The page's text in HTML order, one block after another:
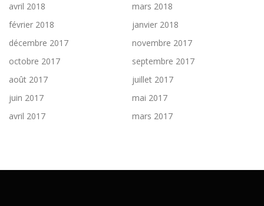
avril 2018
mars 2018
février 2018
janvier 2018
décembre 2017
novembre 2017
octobre 2017
septembre 2017
août 2017
juillet 2017
juin 2017
mai 2017
avril 2017
mars 2017